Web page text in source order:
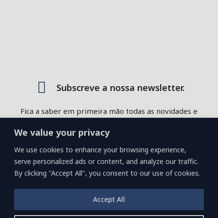
We value your privacy
We use cookies to enhance your browsing experience,
serve personalized ads or content, and analyze our traffic.
By clicking "Accept All", you consent to our use of cookies.
Accept All
Subscreve a nossa newsletter.
Fica a saber em primeira mão todas as novidades e
Subscrever